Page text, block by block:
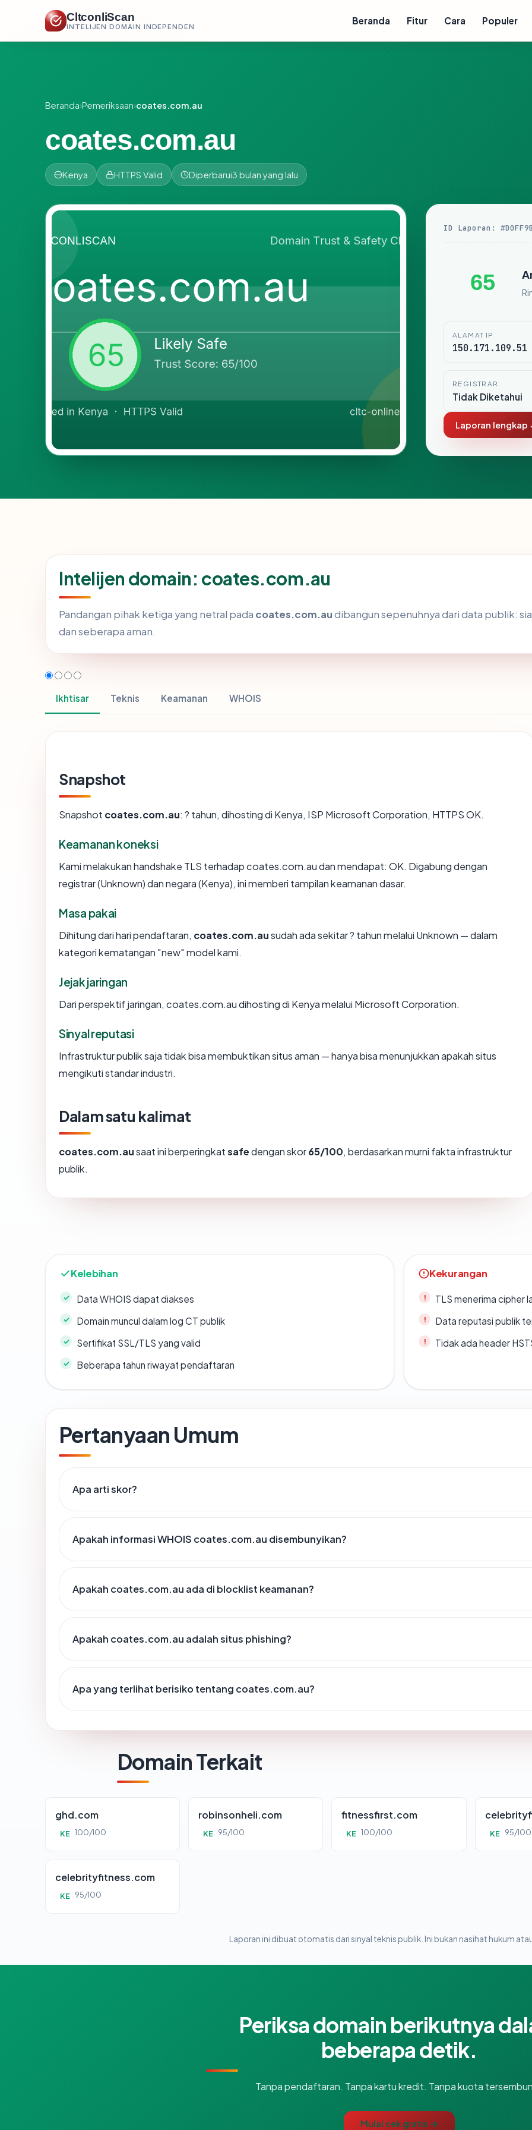
CltconliScan
INTELIJEN DOMAIN INDEPENDEN
Beranda Fitur Cara Populer
Beranda›Pemeriksaan›coates.com.au
coates.com.au
Kenya HTTPS Valid Diperbarui3 bulan yang lalu
ID Laporan:
65
ALAMAT IP
150.171.109.51
REGISTRAR
Tidak Diketahui
Laporan lengkap
Intelijen domain: coates.com.au
Pandangan pihak ketiga yang netral pada coates.com.audibangun sepenuhnya dari data publik:
dan seberapa aman.
Ikhtisar Teknis Keamanan WHOIS
Snapshot
Snapshot coates.com.au: ? tahun, dihosting di Kenya, ISP Microsoft Corporation, HTTPS OK.
Keamanan koneksi
Kami melakukan handshake TLS terhadap coates.com.au dan mendapat: OK. Digabung dengan
registrar (Unknown) dan negara (Kenya), ini memberi tampilan keamanan dasar.
Masa pakai
Dihitung dari hari pendaftaran, coates.com.ausudah ada sekitar ? tahun melalui Unknown — dalam
kategori kematangan "new" model kami.
Jejak jaringan
Dari perspektif jaringan, coates.com.au dihosting di Kenya melalui Microsoft Corporation.
Sinyal reputasi
Infrastruktur publik saja tidak bisa membuktikan situs aman — hanya bisa menunjukkan apakah situs
mengikuti standar industri.
Dalam satu kalimat
coates.com.ausaat ini berperingkatsafedengan skor65/100, berdasarkan murni fakta infrastruktur
publik.
Kelebihan
Data WHOIS dapat diakses
Domain muncul dalam log CT publik
Sertifikat SSL/TLS yang valid
Beberapa tahun riwayat pendaftaran
Kekurangan
TLS menerima cipher
Data reputasi publik
Tidak ada header
Pertanyaan Umum
Apa arti skor?
Apakah informasi WHOIS coates.com.au disembunyikan?
Apakah coates.com.au ada di blocklist keamanan?
Apakah coates.com.au adalah situs phishing?
Apa yang terlihat berisiko tentang coates.com.au?
Domain Terkait
ghd.com
KE 100/100
robinsonheli.com
KE 95/100
fitnessfirst.com
KE 100/100 KE 95/100
celebrityfitness.com
KE 95/100
Laporan ini dibuat otomatis dari sinyal teknis publik. Ini bukan nasihat hukum
Periksa domain berikutnya
beberapa detik.
Tanpa pendaftaran. Tanpa kartu kredit. Tanpa kuota
Mulai cek gratis →